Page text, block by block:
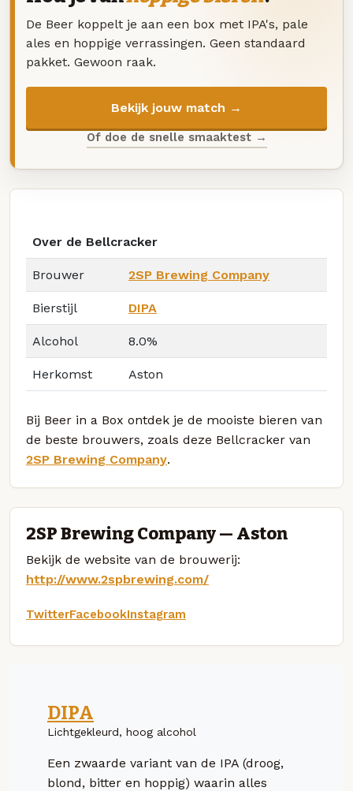
De Beer koppelt je aan een box met IPA's, pale
ales en hoppige verrassingen. Geen standaard
pakket. Gewoon raak.
Bekijk jouw match →
Of doe de snelle smaaktest →
Over de Bellcracker
Brouwer 2SP Brewing Company
Bierstijl DIPA
Alcohol 8.0%
Herkomst Aston
Bij Beer in a Box ontdek je de mooiste bieren van
de beste brouwers, zoals deze Bellcracker van
2SP Brewing Company.
2SP Brewing Company — Aston
Bekijk de website van de brouwerij:
http://www.2spbrewing.com/
TwitterFacebookInstagram
DIPA
Lichtgekleurd, hoog alcohol
Een zwaarde variant van de IPA (droog,
blond, bitter en hoppig) waarin alles